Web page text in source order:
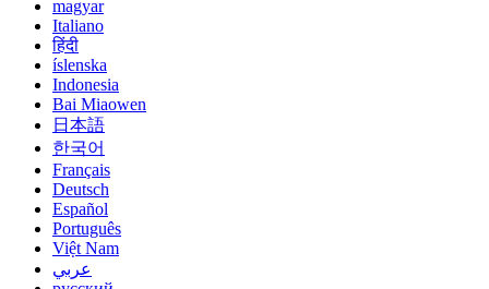
magyar
Italiano
हिंदी
íslenska
Indonesia
Bai Miaowen
日本語
한국어
Français
Deutsch
Español
Português
Việt Nam
عربي